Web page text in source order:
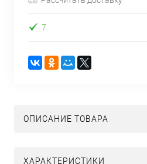
7
ОПИСАНИЕ ТОВАРА
ХАРАКТЕРИСТИКИ